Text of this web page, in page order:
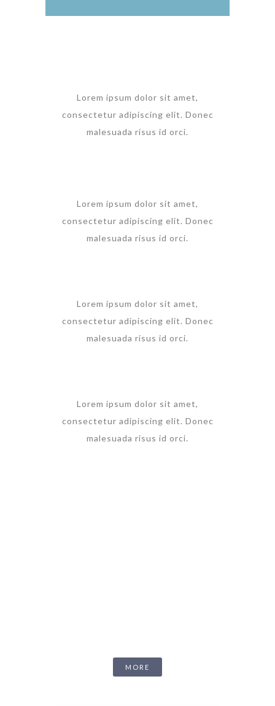
Lorem ipsum dolor sit amet,
consectetur adipiscing elit. Donec
malesuada risus id orci.
Lorem ipsum dolor sit amet,
consectetur adipiscing elit. Donec
malesuada risus id orci.
Lorem ipsum dolor sit amet,
consectetur adipiscing elit. Donec
malesuada risus id orci.
Lorem ipsum dolor sit amet,
consectetur adipiscing elit. Donec
malesuada risus id orci.
MORE